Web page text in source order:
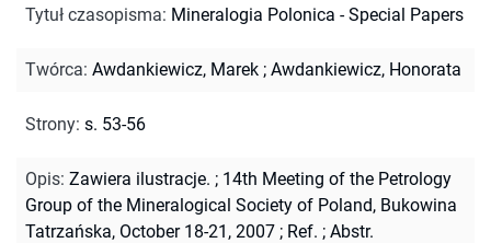
Tytuł czasopisma: Mineralogia Polonica - Special Papers
Twórca: Awdankiewicz, Marek ; Awdankiewicz, Honorata
Strony: s. 53-56
Opis: Zawiera ilustracje. ; 14th Meeting of the Petrology
Group of the Mineralogical Society of Poland, Bukowina
Tatrzańska, October 18-21, 2007 ; Ref. ; Abstr.